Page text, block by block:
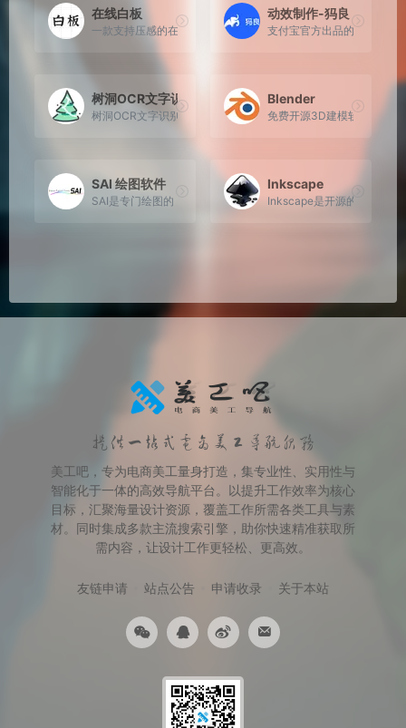
在线白板
一款支持压感的在线白板应用，完全免费使用，且不需要登录，
动效制作-犸良
支付宝官方出品的超好用的
树洞OCR文字识别
树洞OCR文字识别（一款跨平台的 OCR 小工具），天若OCR识
Blender
免费开源3D建模软件，
SAI 绘图软件
SAI是专门绘图的，由日本开发，许多功能较Photoshop更人性化
Inkscape
Inkscape是开源的矢量图
提供一站式电商美工导航服务
美工吧，专为电商美工量身打造，集专业性、实用性与
智能化于一体的高效导航平台。以提升工作效率为核心
目标，汇聚海量设计资源，覆盖工作所需各类工具与素
材。同时集成多款主流搜索引擎，助你快速精准获取所
需内容，让设计工作更轻松、更高效。
友链申请 站点公告 申请收录 关于本站